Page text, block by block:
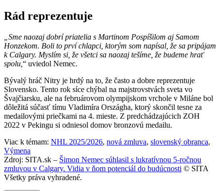
Rád reprezentuje
„Sme naozaj dobrí priatelia s Martinom Pospíšilom aj Samom
Honzekom. Boli to prví chlapci, ktorým som napísal, že sa pripájam
k Calgary. Myslím si, že všetci sa naozaj tešíme, že budeme hrať
spolu, “ uviedol Nemec.
Bývalý hráč Nitry je hrdý na to, že často a dobre reprezentuje
Slovensko. Tento rok síce chýbal na majstrovstvách sveta vo
Švajčiarsku, ale na februárovom olympijskom vrchole v Miláne bol
dôležitá súčasť tímu Vladimíra Országha, ktorý skončil tesne za
medailovými priečkami na 4. mieste. Z predchádzajúcich ZOH
2022 v Pekingu si odniesol domov bronzovú medailu.
Viac k témam: NHL 2025/2026, nová zmluva, slovenský obranca,
Výmena
Zdroj: SITA.sk – Šimon Nemec súhlasil s lukratívnou 5-ročnou
zmluvou v Calgary. Vidia v ňom potenciál do budúcnosti © SITA
Všetky práva vyhradené.